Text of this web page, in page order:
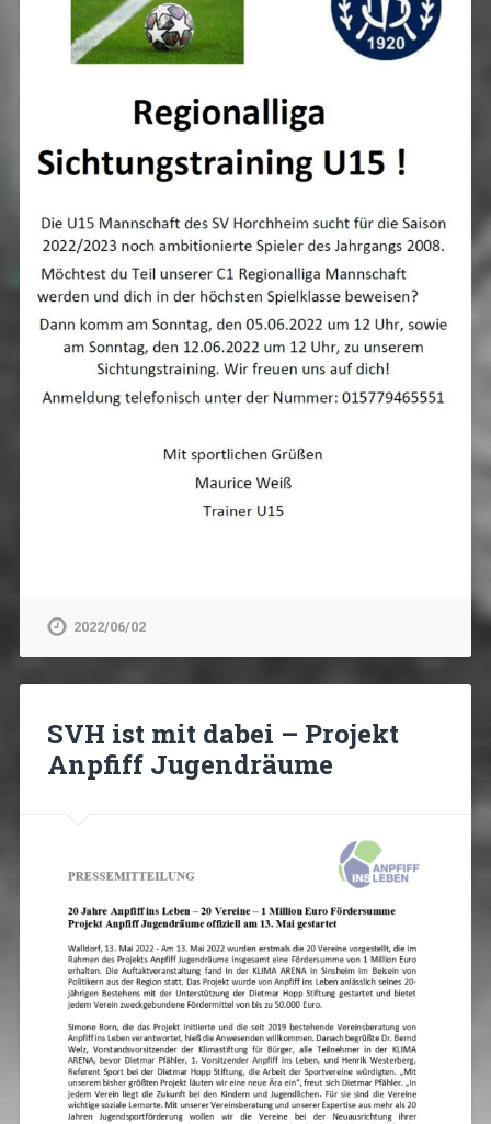
2022/06/02
SVH ist mit dabei – Projekt
Anpfiff Jugendräume